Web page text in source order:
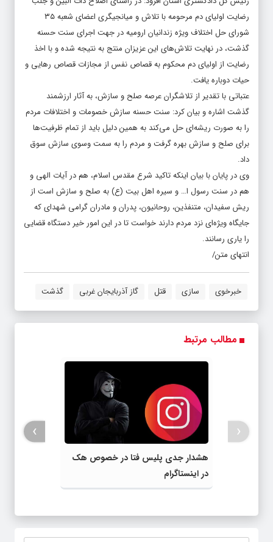
رضایت اولیای دم مرحومه با تلاش و میانجیگری اعضای شعبه ۳۵
شورای حل اختلاف ویژه زندانیان ارومیه در جهت اجرای سنت حسنه
گذشت، در نهایت تلاش‌های این عزیزان منتج به نتیجه شده و با اخذ
رضایت از اولیای دم محکوم به قصاص نفس از مجازات قصاص رهایی و
حیات دوباره یافت.
عتباتی با تقدیر از تلاشگران عرصه صلح و سازش، به آثار ارزشمند
گذشت اشاره و بیان کرد: سنت حسنه سازش خصومات و اختلافات مردم
را به صورت ریشه‌ای حل می‌کند به همین دلیل باید از تمام ظرفیت‌ها
برای صلح و سازش بهره گرفت و مردم را به سمت وسوی سازش سوق
داد.
وی در پایان با بیان اینکه تاکید شرع مقدس اسلام، هم در آیات الهی و
هم در سنت رسول ا… و سیره اهل بیت (ع) به صلح و سازش است از
ریش سفیدان، متنفذین، روحانیون، پدران و مادران گرامی شهدای که
جایگاه ویژه‌ای نزد مردم دارند خواست تا در این امور خیر دستگاه قضایی
را یاری رسانند.
انتهای متن/
خبرخوی سازی قتل گاز آذربایجان غربی گذشت
مطالب مرتبط
هشدار جدی پلیس فتا در خصوص هک
در اینستاگرام
‹
›